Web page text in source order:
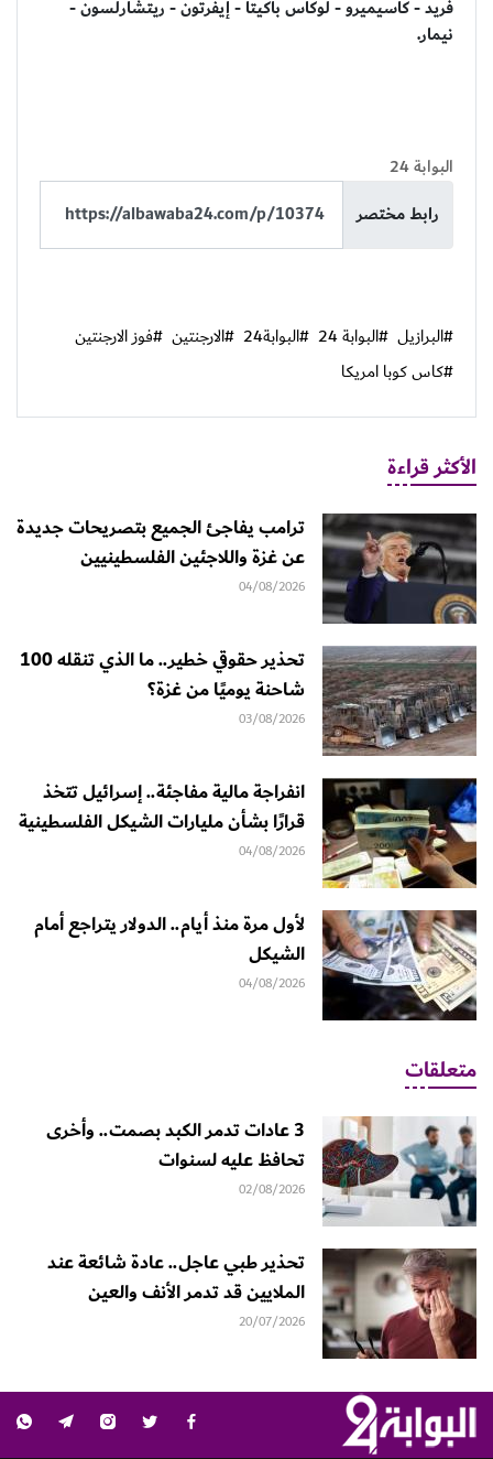
فريد - كاسيميرو - لوكاس باكيتا - إيفرتون - ريتشارلسون -
نيمار.
البوابة 24
رابط مختصر
#البرازيل #البوابة 24 #البوابة24 #الارجنتين #فوز الارجنتين
#كاس كوبا امريكا
الأكثر قراءة
ترامب يفاجئ الجميع بتصريحات جديدة
عن غزة واللاجئين الفلسطينيين
04/08/2026
تحذير حقوقي خطير.. ما الذي تنقله 100
شاحنة يوميًا من غزة؟
03/08/2026
انفراجة مالية مفاجئة.. إسرائيل تتخذ
قرارًا بشأن مليارات الشيكل الفلسطينية
04/08/2026
لأول مرة منذ أيام.. الدولار يتراجع أمام
الشيكل
04/08/2026
متعلقات
3 عادات تدمر الكبد بصمت.. وأخرى
تحافظ عليه لسنوات
02/08/2026
تحذير طبي عاجل.. عادة شائعة عند
الملايين قد تدمر الأنف والعين
20/07/2026